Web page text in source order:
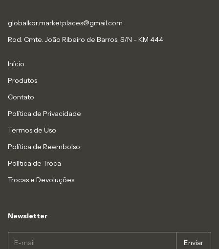
globalkor.marketplaces@gmail.com
Rod. Cmte. João Ribeiro de Barros, S/N - KM 444
Início
Produtos
Contato
Política de Privacidade
Termos de Uso
Política de Reembolso
Política de Troca
Trocas e Devoluções
Newsletter